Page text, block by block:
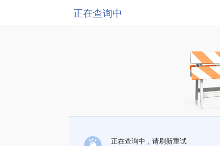
正在查询中
正在查询中，请刷新重试